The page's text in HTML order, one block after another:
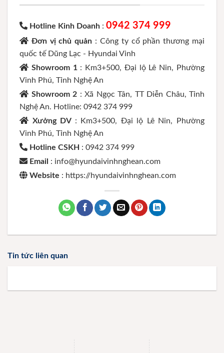
Hotline Kinh Doanh : 0942 374 999
Đơn vị chủ quản : Công ty cổ phần thương mại
quốc tế Dũng Lạc - Hyundai Vinh
Showroom 1 : Km3+500, Đại lộ Lê Nin, Phường
Vinh Phú, Tỉnh Nghệ An
Showroom 2 : Xã Ngọc Tân, TT Diễn Châu, Tỉnh
Nghệ An. Hotline: 0942 374 999
Xưởng DV : Km3+500, Đại lộ Lê Nin, Phường
Vinh Phú, Tỉnh Nghệ An
Hotline CSKH : 0942 374 999
Email : info@hyundaivinhnghean.com
Website : https://hyundaivinhnghean.com
Tin tức liên quan